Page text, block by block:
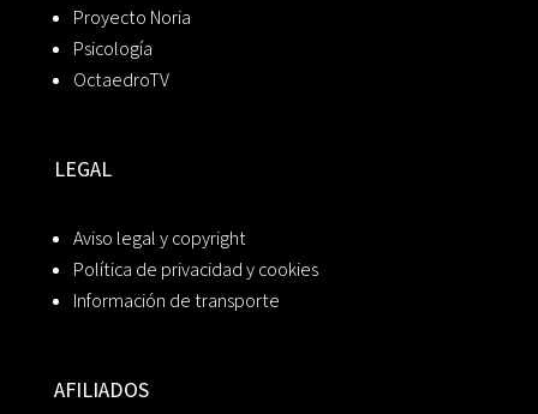
Proyecto Noria
Psicología
OctaedroTV
LEGAL
Aviso legal y copyright
Política de privacidad y cookies
Información de transporte
AFILIADOS